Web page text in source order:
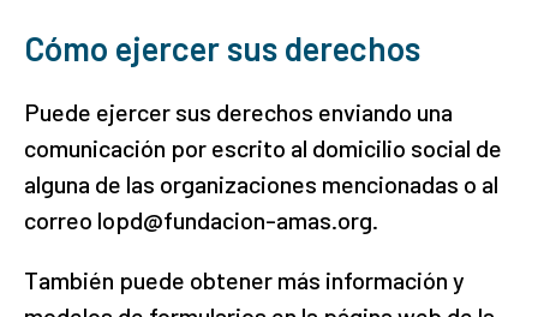
Cómo ejercer sus derechos
Puede ejercer sus derechos enviando una
comunicación por escrito al domicilio social de
alguna de las organizaciones mencionadas o al
correo lopd@fundacion-amas.org.
También puede obtener más información y